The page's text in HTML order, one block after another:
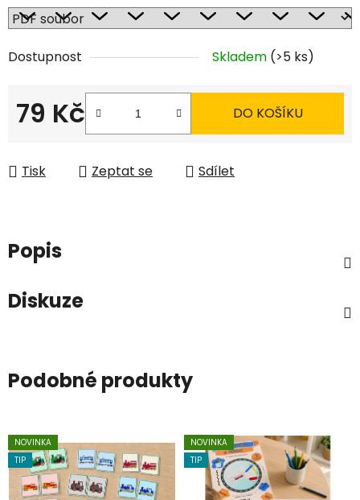
Dostupnost Skladem (>5 ks)
79 Kč
Měrná cena:
DO KOŠÍKU
Tisk Zeptat se Sdílet
Popis
Diskuze
Podobné produkty
NOVINKA
TIP
NOVINKA
TIP